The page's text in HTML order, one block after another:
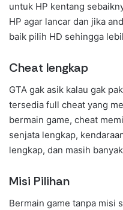
untuk HP kentang
HP agar lancar dan jika
baik pilih HD sehingga
Cheat lengkap
GTA gak asik kalau gak
tersedia full cheat yang
bermain game, cheat
senjata lengkap,
lengkap, dan masih
Misi Pilihan
Bermain game tanpa misi